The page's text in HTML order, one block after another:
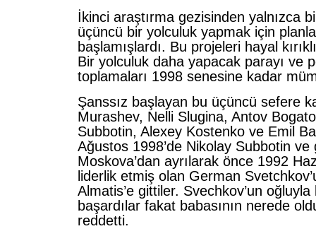
İkinci araştırma gezisinden yalnızca
üçüncü bir yolculuk yapmak için
başlamışlardı. Bu projeleri hayal
Bir yolculuk daha yapacak parayı ve
toplamaları 1998 senesine kadar
Şanssız başlayan bu üçüncü sefere
Murashev, Nelli Slugina, Antov
Subbotin, Alexey Kostenko ve Emil
Ağustos 1998’de Nikolay Subbotin ve
Moskova’dan ayrılarak önce 1992
liderlik etmiş olan German
Almatis’e gittiler. Svechkov’un oğluyla
başardılar fakat babasının nerede
reddetti.